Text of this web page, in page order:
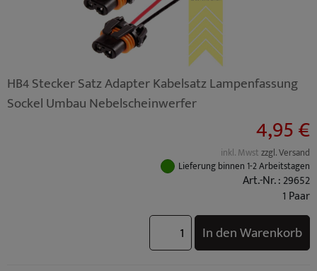
HB4 Stecker Satz Adapter Kabelsatz Lampenfassung
Sockel Umbau Nebelscheinwerfer
4,95 €
inkl. Mwstzzgl. Versand
Lieferung binnen 1-2 Arbeitstagen
Art.-Nr. : 29652
1 Paar
In den Warenkorb